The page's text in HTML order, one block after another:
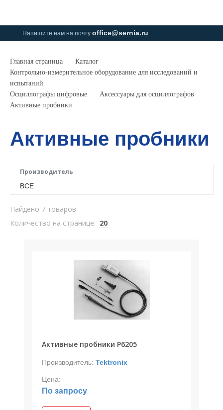
Напишите нам на почту office@sernia.ru
Главная страница
Каталог
Контрольно-измерительное оборудование для исследований и
испытаний
Осциллографы цифровые
Аксессуары для осциллографов
Активные пробники
Активные пробники
Производитель
ВСЕ
Найдено 7 товаров
Количество на странице: 20
Активные пробники P6205
Производитель: Tektronix
Цена:
По запросу